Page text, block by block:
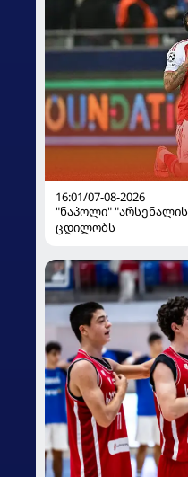
16:01/07-08-2026
"ნაპოლი"
ცდილობს